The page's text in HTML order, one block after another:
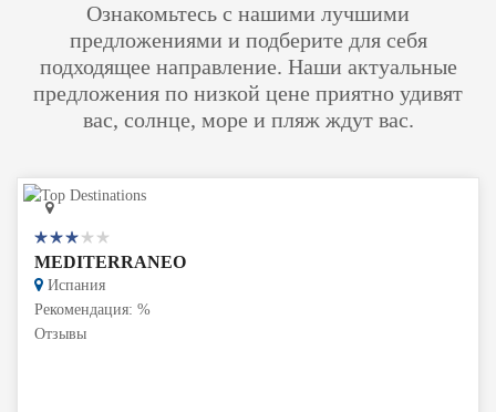
Oзнакомьтесь с нашими лучшими
предложениями и подберите для себя
подходящее направление. Наши актуальные
предложения по низкой цене приятно удивят
вас, солнце, море и пляж ждут вас.
MEDITERRANEO
Испания
Рекомендация: %
Отзывы